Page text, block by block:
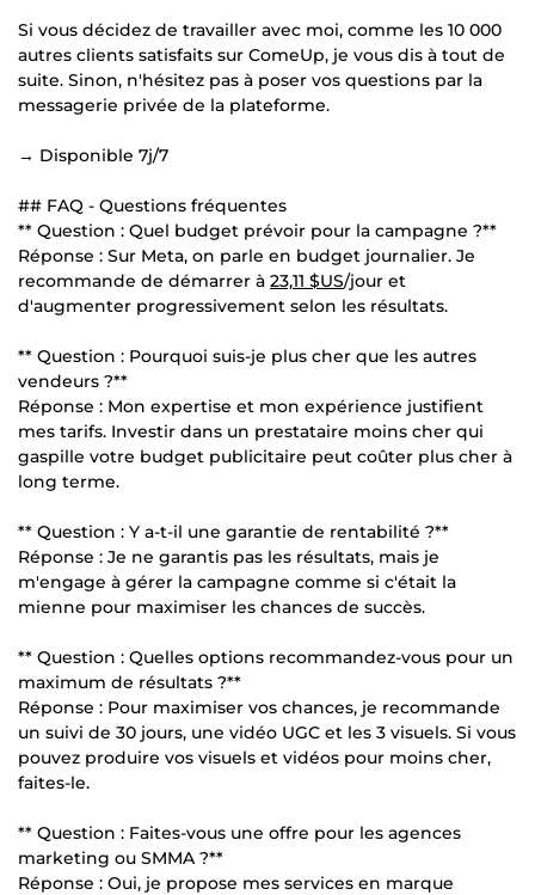
Si vous décidez de travailler avec moi, comme les 10 000
autres clients satisfaits sur ComeUp, je vous dis à tout de
suite. Sinon, n'hésitez pas à poser vos questions par la
messagerie privée de la plateforme.
→ Disponible 7j/7
## FAQ - Questions fréquentes
** Question : Quel budget prévoir pour la campagne ?**
Réponse : Sur Meta, on parle en budget journalier. Je
recommande de démarrer à 23,11 $US/jour et
d'augmenter progressivement selon les résultats.
** Question : Pourquoi suis-je plus cher que les autres
vendeurs ?**
Réponse : Mon expertise et mon expérience justifient
mes tarifs. Investir dans un prestataire moins cher qui
gaspille votre budget publicitaire peut coûter plus cher à
long terme.
** Question : Y a-t-il une garantie de rentabilité ?**
Réponse : Je ne garantis pas les résultats, mais je
m'engage à gérer la campagne comme si c'était la
mienne pour maximiser les chances de succès.
** Question : Quelles options recommandez-vous pour un
maximum de résultats ?**
Réponse : Pour maximiser vos chances, je recommande
un suivi de 30 jours, une vidéo UGC et les 3 visuels. Si vous
pouvez produire vos visuels et vidéos pour moins cher,
faites-le.
** Question : Faites-vous une offre pour les agences
marketing ou SMMA ?**
Réponse : Oui, je propose mes services en marque